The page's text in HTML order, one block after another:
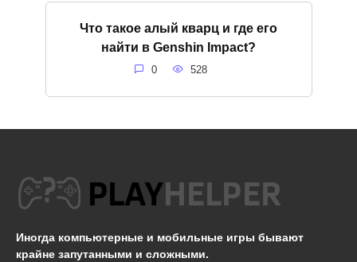
Что такое алый кварц и где его
найти в Genshin Impact?
0 528
Иногда компьютерные и мобильные игры бывают
крайне запутанными и сложными.